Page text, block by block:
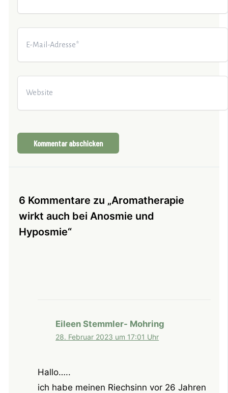
E-
Mail-
Website
6 Kommentare zu „Aromatherapie
wirkt auch bei Anosmie und
Hyposmie“
Eileen Stemmler- Mohring
28. Februar 2023 um 17:01 Uhr
Hallo…..
ich habe meinen Riechsinn vor 26 Jahren